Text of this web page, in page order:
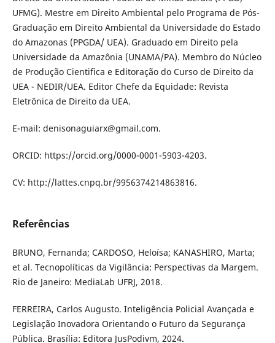
UFMG). Mestre em Direito Ambiental pelo Programa de Pós-
Graduação em Direito Ambiental da Universidade do Estado
do Amazonas (PPGDA/ UEA). Graduado em Direito pela
Universidade da Amazônia (UNAMA/PA). Membro do Núcleo
de Produção Cientifica e Editoração do Curso de Direito da
UEA - NEDIR/UEA. Editor Chefe da Equidade: Revista
Eletrônica de Direito da UEA.
E-mail: denisonaguiarx@gmail.com.
ORCID: https://orcid.org/0000-0001-5903-4203.
CV: http://lattes.cnpq.br/9956374214863816.
Referências
BRUNO, Fernanda; CARDOSO, Heloísa; KANASHIRO, Marta;
et al. Tecnopolíticas da Vigilância: Perspectivas da Margem.
Rio de Janeiro: MediaLab UFRJ, 2018.
FERREIRA, Carlos Augusto. Inteligência Policial Avançada e
Legislação Inovadora Orientando o Futuro da Segurança
Pública. Brasília: Editora JusPodivm, 2024.